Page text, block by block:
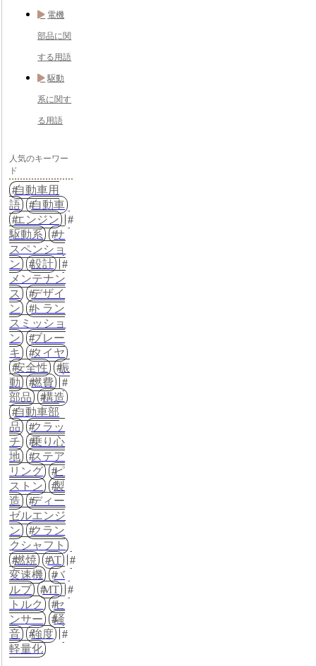
電機
部品に関
する用語
駆動
系に関す
る用語
人気のキーワー
ド
自動車用
語
自動車
エンジン
駆動系
サ
スペンショ
ン
設計
メンテナン
ス
デザイ
ン
トラン
スミッショ
ン
ブレー
キ
タイヤ
安全性
振
動
燃費
部品
構造
自動車部
品
クラッ
チ
乗り心
地
ステア
リング
ピ
ストン
製
造
ディー
ゼルエンジ
ン
クラン
クシャフト
燃焼
AT
変速機
バ
ルブ
MT
トルク
セ
ンサー
騒
音
強度
軽量化